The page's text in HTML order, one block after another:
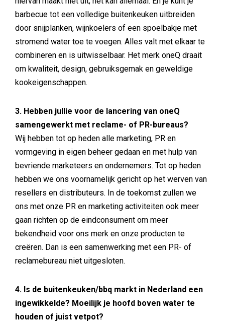
barbecue tot een volledige buitenkeuken uitbreiden
door snijplanken, wijnkoelers of een spoelbakje met
stromend water toe te voegen. Alles valt met elkaar te
combineren en is uitwisselbaar. Het merk oneQ draait
om kwaliteit, design, gebruiksgemak en geweldige
kookeigenschappen.
3. Hebben jullie voor de lancering van oneQ
samengewerkt met reclame- of PR-bureaus?
Wij hebben tot op heden alle marketing, PR en
vormgeving in eigen beheer gedaan en met hulp van
bevriende marketeers en ondernemers. Tot op heden
hebben we ons voornamelijk gericht op het werven van
resellers en distributeurs. In de toekomst zullen we
ons met onze PR en marketing activiteiten ook meer
gaan richten op de eindconsument om meer
bekendheid voor ons merk en onze producten te
creëren. Dan is een samenwerking met een PR- of
reclamebureau niet uitgesloten.
4. Is de buitenkeuken/bbq markt in Nederland een
ingewikkelde? Moeilijk je hoofd boven water te
houden of juist vetpot?